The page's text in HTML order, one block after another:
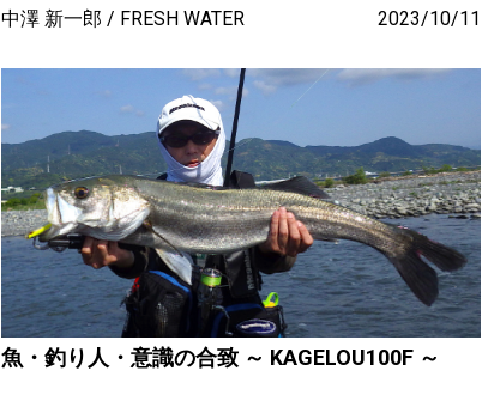
中澤 新一郎 FRESH WATER 2023/10/11
魚・釣り人・意識の合致 ～ KAGELOU100F ～